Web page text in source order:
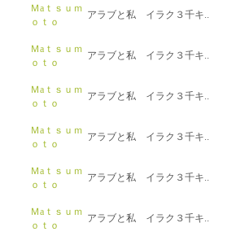
Ｍaｔｓｕｍ
ｏｔｏ
アラブと私 イラク３千キ..
Ｍaｔｓｕｍ
ｏｔｏ
アラブと私 イラク３千キ..
Ｍaｔｓｕｍ
ｏｔｏ
アラブと私 イラク３千キ..
Ｍaｔｓｕｍ
ｏｔｏ
アラブと私 イラク３千キ..
Ｍaｔｓｕｍ
ｏｔｏ
アラブと私 イラク３千キ..
Ｍaｔｓｕｍ
ｏｔｏ
アラブと私 イラク３千キ..